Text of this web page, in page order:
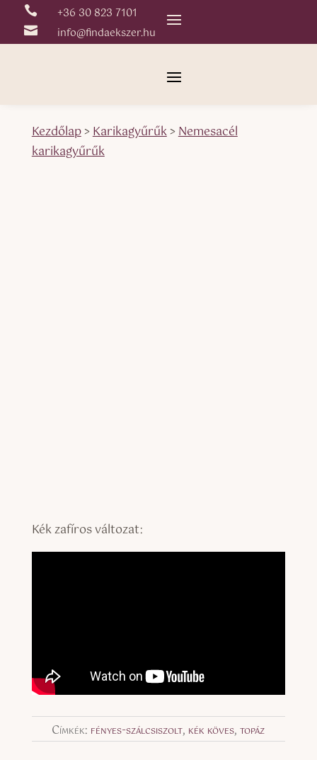
 +36 30 823 7101
 info@findaekszer.hu
Kezdőlap>Karikagyűrűk>Nemesacél
karikagyűrűk
Kék zafíros változat:
Címkék: fényes-szálcsiszolt, kék köves,topáz